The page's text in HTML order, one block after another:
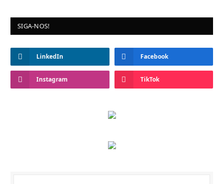
SIGA-NOS!
LinkedIn Facebook
Instagram TikTok